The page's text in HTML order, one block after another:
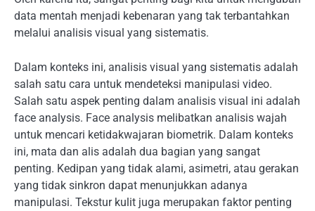
data mentah menjadi kebenaran yang tak terbantahkan
melalui analisis visual yang sistematis.
Dalam konteks ini, analisis visual yang sistematis adalah
salah satu cara untuk mendeteksi manipulasi video.
Salah satu aspek penting dalam analisis visual ini adalah
face analysis. Face analysis melibatkan analisis wajah
untuk mencari ketidakwajaran biometrik. Dalam konteks
ini, mata dan alis adalah dua bagian yang sangat
penting. Kedipan yang tidak alami, asimetri, atau gerakan
yang tidak sinkron dapat menunjukkan adanya
manipulasi. Tekstur kulit juga merupakan faktor penting